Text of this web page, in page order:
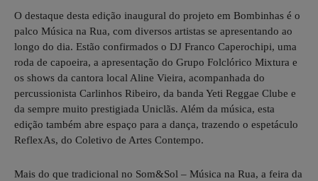
O destaque desta edição inaugural do projeto em Bombinhas é o
palco Música na Rua, com diversos artistas se apresentando ao
longo do dia. Estão confirmados o DJ Franco Caperochipi, uma
roda de capoeira, a apresentação do Grupo Folclórico Mixtura e
os shows da cantora local Aline Vieira, acompanhada do
percussionista Carlinhos Ribeiro, da banda Yeti Reggae Clube e
da sempre muito prestigiada Uniclãs. Além da música, esta
edição também abre espaço para a dança, trazendo o espetáculo
ReflexAs, do Coletivo de Artes Contempo.
Mais do que tradicional no Som&Sol – Música na Rua, a feira da